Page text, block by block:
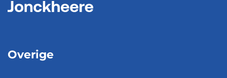
Overige